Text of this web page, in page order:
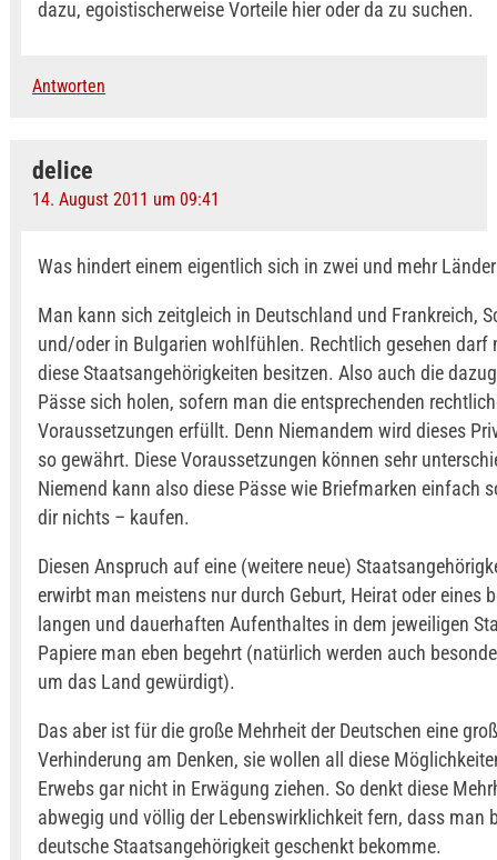
dazu, egoistischerweise Vorteile hier oder da zu suchen.
Antworten
delice
14. August 2011 um 09:41
Was hindert einem eigentlich sich in zwei und mehr
Man kann sich zeitgleich in Deutschland und Frankreich,
und/oder in Bulgarien wohlfühlen. Rechtlich gesehen darf
diese Staatsangehörigkeiten besitzen. Also auch die
Pässe sich holen, sofern man die entsprechenden
Voraussetzungen erfüllt. Denn Niemandem wird dieses
so gewährt. Diese Voraussetzungen können sehr
Niemend kann also diese Pässe wie Briefmarken einfach
dir nichts – kaufen.
Diesen Anspruch auf eine (weitere neue)
erwirbt man meistens nur durch Geburt, Heirat oder eines
langen und dauerhaften Aufenthaltes in dem jeweiligen
Papiere man eben begehrt (natürlich werden auch
um das Land gewürdigt).
Das aber ist für die große Mehrheit der Deutschen eine
Verhinderung am Denken, sie wollen all diese
Erwebs gar nicht in Erwägung ziehen. So denkt diese
abwegig und völlig der Lebenswirklichkeit fern, dass man
deutsche Staatsangehörigkeit geschenkt bekomme.